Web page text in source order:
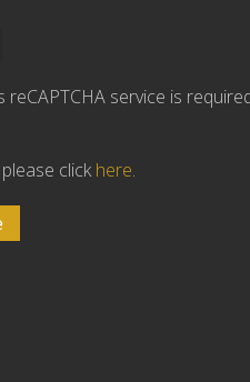
reCAPTCHA service is
clickhere.